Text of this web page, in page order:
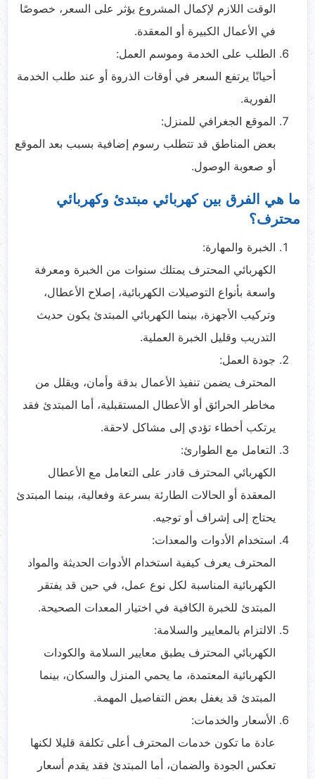
الوقت اللازم لإكمال المشروع يؤثر على السعر، خصوصًا
في الأعمال الكبيرة أو المعقدة.
الطلب على الخدمة وموسم العمل:
أحيانًا يرتفع السعر في أوقات الذروة أو عند طلب الخدمة
الفورية.
الموقع الجغرافي للمنزل:
بعض المناطق قد تتطلب رسوم إضافية بسبب بعد الموقع
أو صعوبة الوصول.
ما هي الفرق بين كهربائي مبتدئ وكهربائي
محترف؟
الخبرة والمهارة:
الكهربائي المحترف يمتلك سنوات من الخبرة ومعرفة
واسعة بأنواع التوصيلات الكهربائية، إصلاح الأعطال،
وتركيب الأجهزة، بينما الكهربائي المبتدئ يكون حديث
التدريب وقليل الخبرة العملية.
جودة العمل:
المحترف يضمن تنفيذ الأعمال بدقة وأمان، ويقلل من
مخاطر الحرائق أو الأعطال المستقبلية، أما المبتدئ فقد
يرتكب أخطاء تؤدي إلى مشاكل لاحقة.
التعامل مع الطوارئ:
الكهربائي المحترف قادر على التعامل مع الأعطال
المعقدة أو الحالات الطارئة بسرعة وفعالية، بينما المبتدئ
يحتاج إلى إشراف أو توجيه.
استخدام الأدوات والمعدات:
المحترف يعرف كيفية استخدام الأدوات الحديثة والمواد
الكهربائية المناسبة لكل نوع عمل، في حين قد يفتقر
المبتدئ للخبرة الكافية في اختيار المعدات الصحيحة.
الالتزام بالمعايير والسلامة:
الكهربائي المحترف يطبق معايير السلامة والكودات
الكهربائية المعتمدة، ما يحمي المنزل والسكان، بينما
المبتدئ قد يغفل بعض التفاصيل المهمة.
الأسعار والخدمات:
عادة ما تكون خدمات المحترف أعلى تكلفة قليلا لكنها
تعكس الجودة والضمان، أما المبتدئ فقد يقدم أسعار